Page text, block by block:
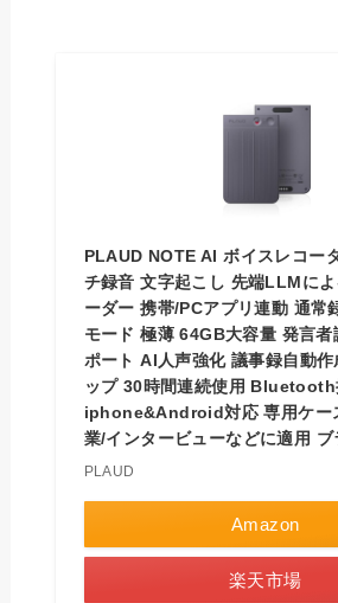
PLAUD NOTE AI ボイスレコー
チ録音 文字起こし 先端LLMに
ーダー 携帯/PCアプリ連動 通常
モード 極薄 64GB大容量 発言者
ポート AI人声強化 議事録自動
ップ 30時間連続使用 Bluetooth
iphone&Android対応 専用ケー
業/インタービューなどに適用 ブ
PLAUD
Amazon
楽天市場